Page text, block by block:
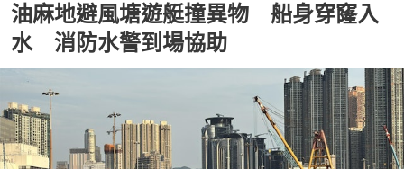
油麻地避風塘遊艇撞異物 船身穿窿入
水 消防水警到場協助